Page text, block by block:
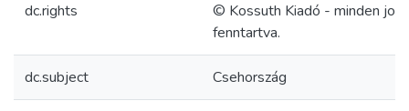
dc.rights
© Kossuth Kiadó - minden jog
fenntartva.
dc.subject Csehország